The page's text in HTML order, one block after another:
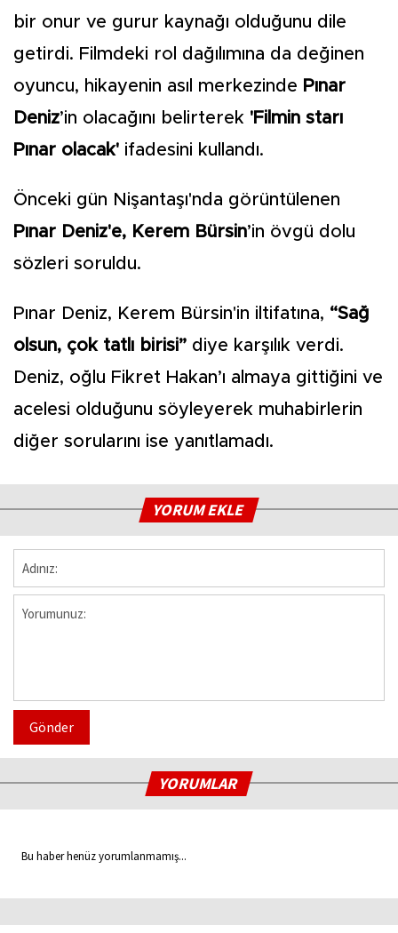
bir onur ve gurur kaynağı olduğunu dile
getirdi. Filmdeki rol dağılımına da değinen
oyuncu, hikayenin asıl merkezinde Pınar
Deniz’in olacağını belirterek 'Filmin starı
Pınar olacak' ifadesini kullandı.
Önceki gün Nişantaşı'nda görüntülenen
Pınar Deniz'e, Kerem Bürsin’in övgü dolu
sözleri soruldu.
Pınar Deniz, Kerem Bürsin'in iltifatına, “Sağ
olsun, çok tatlı birisi” diye karşılık verdi.
Deniz, oğlu Fikret Hakan’ı almaya gittiğini ve
acelesi olduğunu söyleyerek muhabirlerin
diğer sorularını ise yanıtlamadı.
YORUM EKLE
Gönder
YORUMLAR
Bu haber henüz yorumlanmamış...